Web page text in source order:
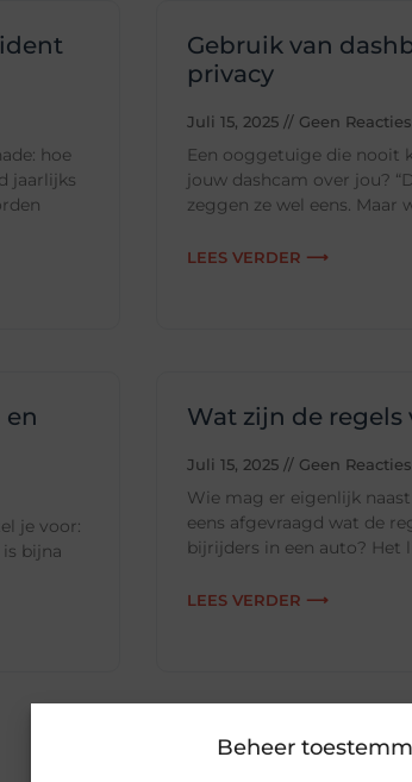
Beheer
hoe
jaarlijks
Gebruik van
privacy
Juli 15, 2025 Geen Reacties
Een ooggetuige die nooit
jouw dashcam over jou?
zeggen ze wel eens. Maar
LEES VERDER ⟶
en
je voor:
bijna
Wat zijn de
Juli 15, 2025 Geen Reacties
Wie mag er eigenlijk
eens afgevraagd wat de
bijrijders in een auto? Het
LEES VERDER ⟶